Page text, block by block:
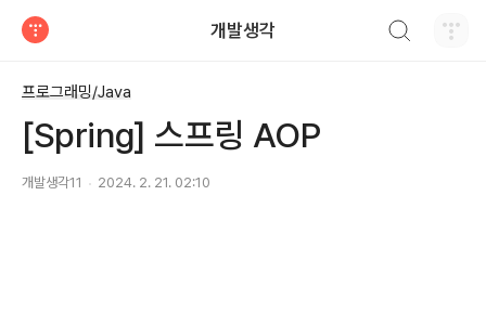
개발생각
프로그래밍/Java
[Spring] 스프링 AOP
개발생각11 2024. 2. 21. 02:10